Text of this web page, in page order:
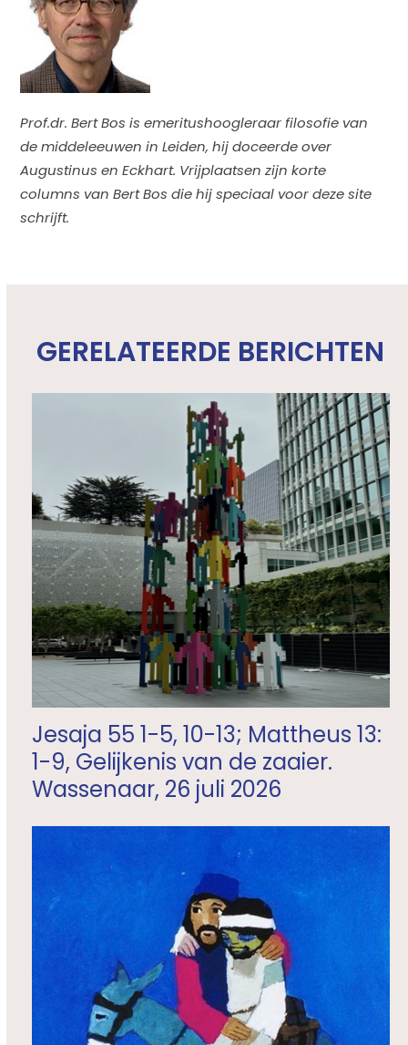
Prof.dr. Bert Bos is emeritushoogleraar filosofie van
de middeleeuwen in Leiden, hij doceerde over
Augustinus en Eckhart. Vrijplaatsen zijn korte
columns van Bert Bos die hij speciaal voor deze site
schrijft.
GERELATEERDE BERICHTEN
Jesaja 55 1-5, 10-13; Mattheus 13:
1-9, Gelijkenis van de zaaier.
Wassenaar, 26 juli 2026